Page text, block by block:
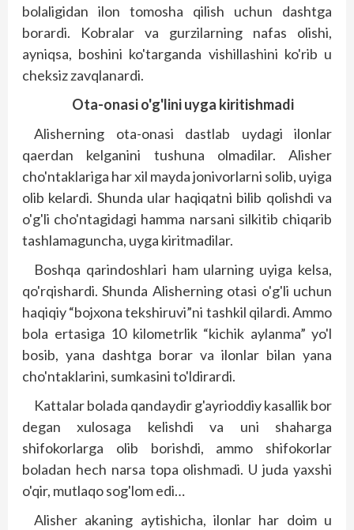
bolaligidan ilon tomosha qilish uchun dashtga
borardi. Kobralar va gurzilarning nafas olishi,
ayniqsa, boshini ko'targanda vishillashini ko'rib u
cheksiz zavqlanardi.
Ota-onasi o'g'lini uyga kiritishmadi
Alisherning ota-onasi dastlab uydagi ilonlar
qaerdan kelganini tushuna olmadilar. Alisher
cho'ntaklariga har xil mayda jonivorlarni solib, uyiga
olib kelardi. Shunda ular haqiqatni bilib qolishdi va
o'g'li cho'ntagidagi hamma narsani silkitib chiqarib
tashlamaguncha, uyga kiritmadilar.
Boshqa qarindoshlari ham ularning uyiga kelsa,
qo'rqishardi. Shunda Alisherning otasi o'g'li uchun
haqiqiy “bojxona tekshiruvi”ni tashkil qilardi. Ammo
bola ertasiga 10 kilometrlik “kichik aylanma” yo'l
bosib, yana dashtga borar va ilonlar bilan yana
cho'ntaklarini, sumkasini to'ldirardi.
Kattalar bolada qandaydir g'ayrioddiy kasallik bor
degan xulosaga kelishdi va uni shaharga
shifokorlarga olib borishdi, ammo shifokorlar
boladan hech narsa topa olishmadi. U juda yaxshi
o'qir, mutlaqo sog'lom edi…
Alisher akaning aytishicha, ilonlar har doim u